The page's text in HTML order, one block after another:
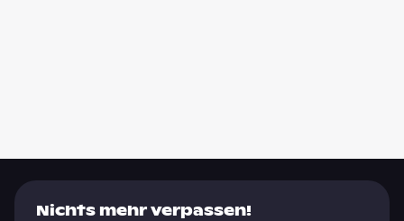
Nichts mehr verpassen!